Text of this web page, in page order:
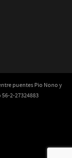
puentes Pio Nono y
2-27324883